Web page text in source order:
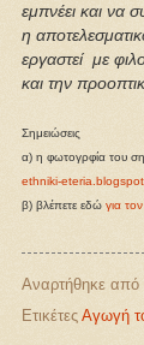
εμπνέει και να
η
εργαστεί με
και την
Σημειώσεις
α) η φωτογρφία του
ethniki-
β) βλέπετε εδώ για
Αναρτήθηκε από
Ετικέτες Αγωγή